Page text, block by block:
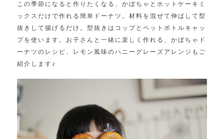
この季節になると作りたくなる、かぼちゃとホットケーキミ
ックスだけで作れる簡単ドーナツ。材料を混ぜて伸ばして型
抜きして揚げるだけ。型抜きはコップとペットボトルキャッ
プを使います。お子さんと一緒に楽しく作れる、かぼちゃド
ーナツのレシピ、レモン風味のハニーグレーズアレンジもご
紹介します♪